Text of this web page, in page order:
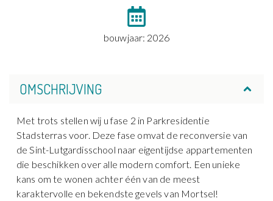
bouwjaar: 2026
OMSCHRIJVING
Met trots stellen wij u fase 2 in Parkresidentie
Stadsterras voor. Deze fase omvat de reconversie van
de Sint-Lutgardisschool naar eigentijdse appartementen
die beschikken over alle modern comfort. Een unieke
kans om te wonen achter één van de meest
karaktervolle en bekendste gevels van Mortsel!